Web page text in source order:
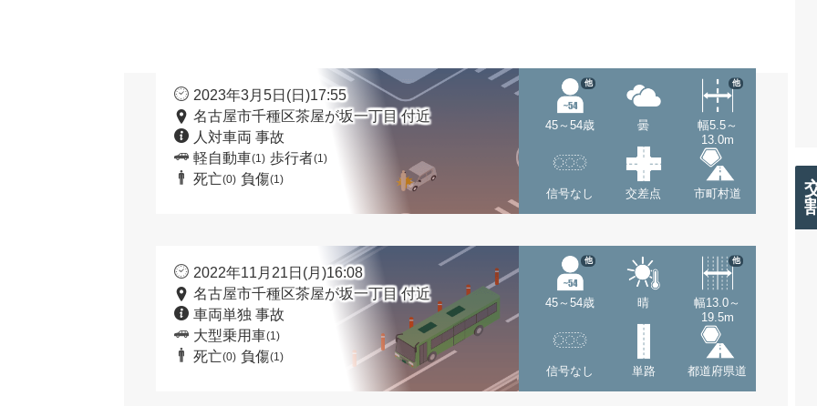
2023年3月5日(日)17:55
名古屋市千種区茶屋が坂一丁目 付近
人対車両 事故
軽自動車(1) 歩行者(1)
死亡(0) 負傷(1)
45～54歳
他
曇
幅5.5～
13.0m
他
信号なし 交差点 市町村道
2022年11月21日(月)16:08
名古屋市千種区茶屋が坂一丁目 付近
車両単独 事故
大型乗用車(1)
死亡(0) 負傷(1)
45～54歳
他
晴
幅13.0～
19.5m
他
信号なし 単路 都道府県道